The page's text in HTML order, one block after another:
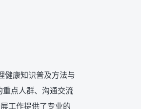
健康知识普及方法与
点人群、沟通交流
工作提供了专业的